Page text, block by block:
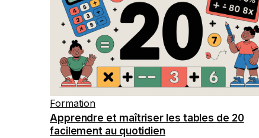
Formation
Apprendre et maîtriser les tables de 20
facilement au quotidien